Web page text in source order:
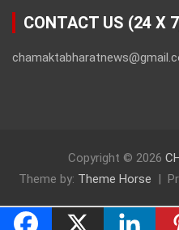
CONTACT US (24 X
Copyright © 2026
Theme by: Theme Horse